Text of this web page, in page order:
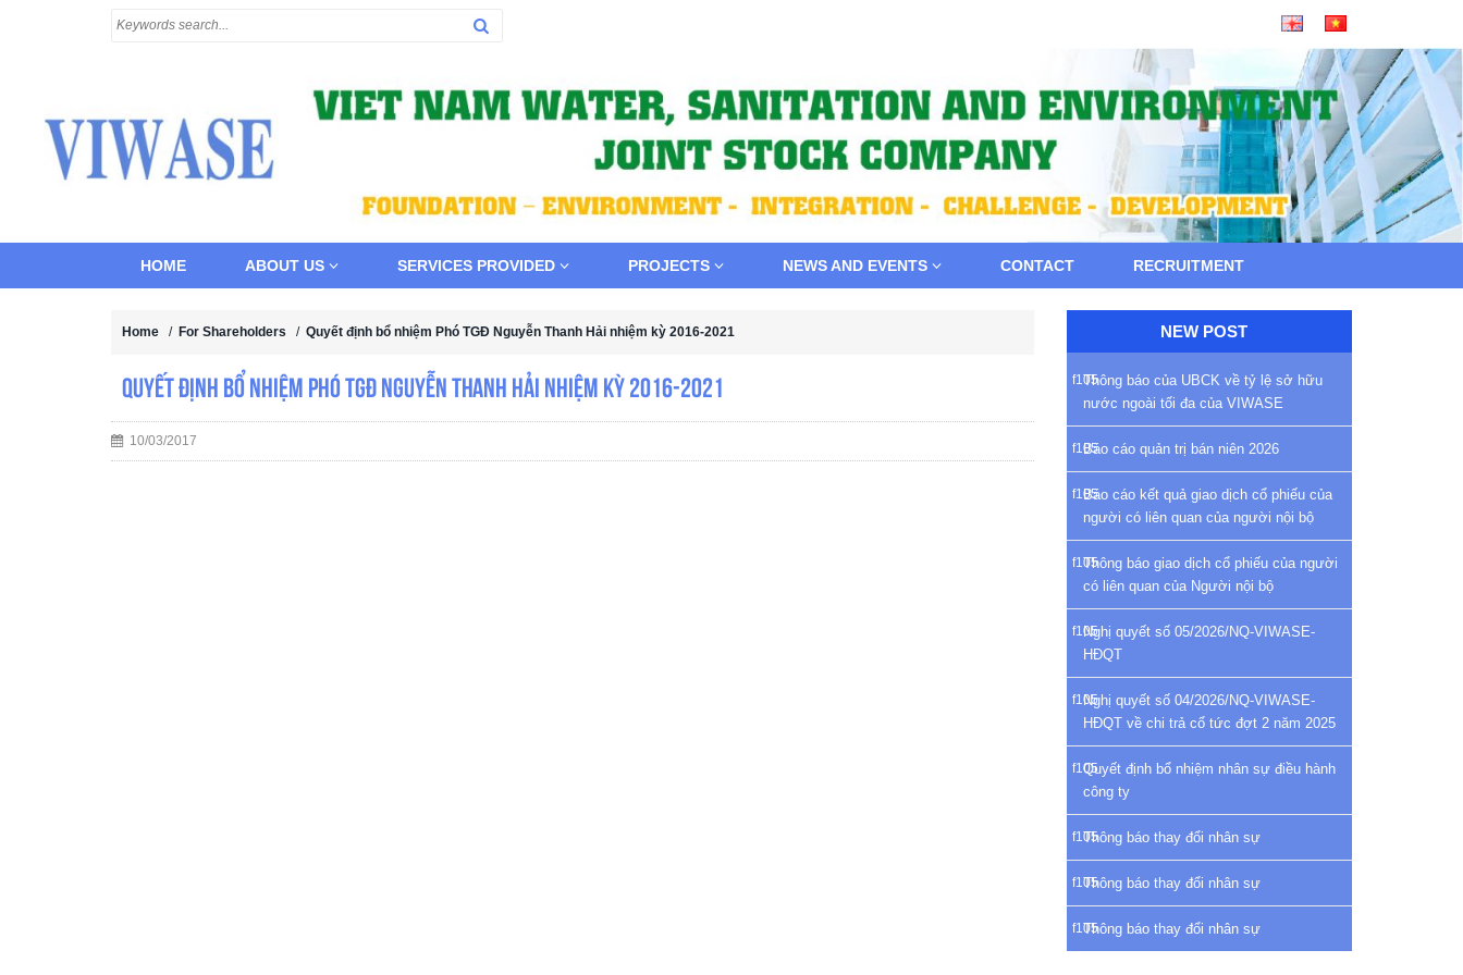
HOME ABOUT US SERVICES PROVIDED PROJECTS NEWS AND EVENTS CONTACT RECRUITMENT
Home / For Shareholders / Quyết định bổ nhiệm Phó TGĐ Nguyễn Thanh Hải nhiệm kỳ 2016-2021
Quyết định bổ nhiệm Phó TGĐ Nguyễn Thanh Hải nhiệm kỳ 2016-2021
10/03/2017
NEW POST
Thông báo của UBCK về tỷ lệ sở hữu
nước ngoài tối đa của VIWASE
Báo cáo quản trị bán niên 2026
Báo cáo kết quả giao dịch cổ phiếu của
người có liên quan của người nội bộ
Thông báo giao dịch cổ phiếu của người
có liên quan của Người nội bộ
Nghị quyết số 05/2026/NQ-VIWASE-
HĐQT
Nghị quyết số 04/2026/NQ-VIWASE-
HĐQT về chi trả cổ tức đợt 2 năm 2025
Quyết định bổ nhiệm nhân sự điều hành
công ty
Thông báo thay đổi nhân sự
Thông báo thay đổi nhân sự
Thông báo thay đổi nhân sự